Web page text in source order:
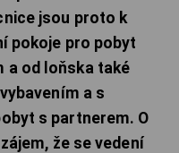
jsou proto k
pokoje pro pobyt
a od loňska také
a s
s partnerem. O
že se vedení